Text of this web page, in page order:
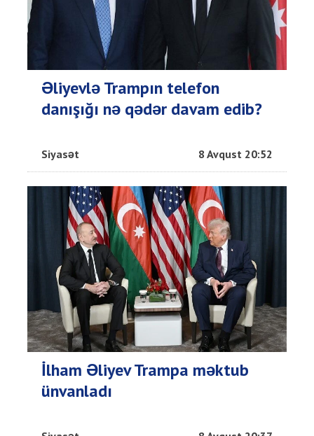
Əliyevlə Trampın telefon
danışığı nə qədər davam edib?
Siyasət 8 Avqust 20:52
İlham Əliyev Trampa məktub
ünvanladı